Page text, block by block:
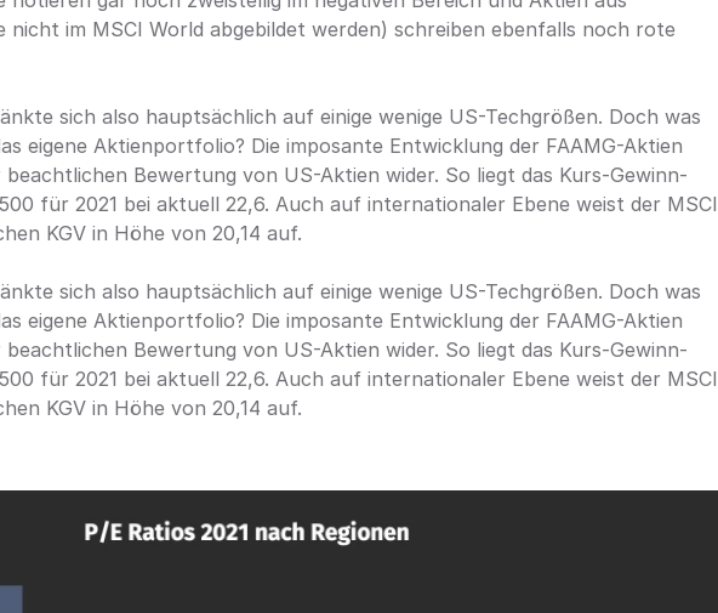
nicht im MSCI World abgebildet werden) schreiben ebenfalls noch rote
sich also hauptsächlich auf einige wenige US-Techgrößen. Doch was
eigene Aktienportfolio? Die imposante Entwicklung der FAAMG-Aktien
Bewertung von US-Aktien wider. So liegt das Kurs-Gewinn-
für 2021 bei aktuell 22,6. Auch auf internationaler Ebene weist der MSCI
KGV in Höhe von 20,14 auf.
sich also hauptsächlich auf einige wenige US-Techgrößen. Doch was
eigene Aktienportfolio? Die imposante Entwicklung der FAAMG-Aktien
Bewertung von US-Aktien wider. So liegt das Kurs-Gewinn-
für 2021 bei aktuell 22,6. Auch auf internationaler Ebene weist der MSCI
KGV in Höhe von 20,14 auf.